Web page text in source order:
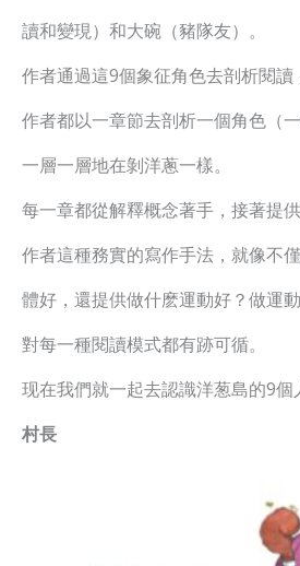
讀和變現）和大碗（豬隊友）。
作者通過這9個象征角色去剖析閱讀
作者都以一章節去剖析一個角色（
一層一層地在剝洋蔥一樣。
每一章都從解釋概念著手，接著提
作者這種務實的寫作手法，就像不
體好，還提供做什麽運動好？做運
對每一種閱讀模式都有跡可循。
现在我們就一起去認識洋葱島的9個
村長